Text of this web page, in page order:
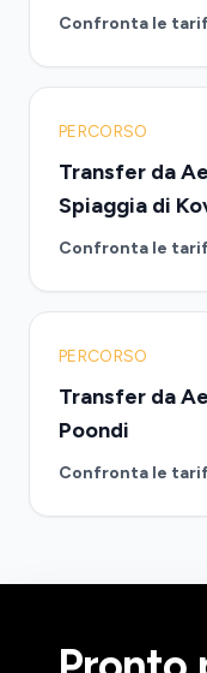
Confronta le
PERCORSO
Transfer da
Spiaggia di
Confronta le
PERCORSO
Transfer da
Poondi
Confronta le